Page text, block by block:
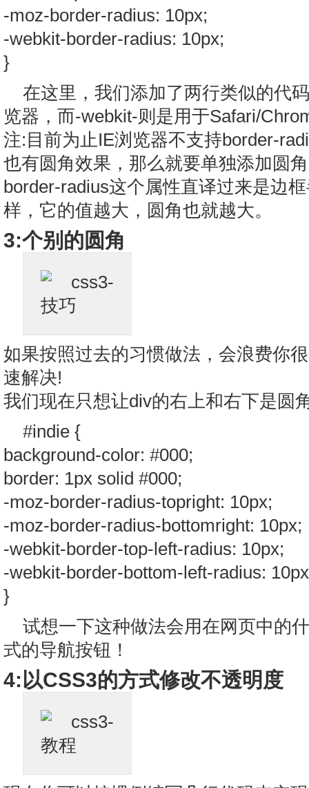
-moz-border-radius: 10px;
-webkit-border-radius: 10px;
}
在这里，我们添加了两行类似的代
览器，而-webkit-则是用于Safari/
注:目前为止IE浏览器不支持border-
也有圆角效果，那么就要单独添加圆
border-radius这个属性直译过来是边
样，它的值越大，圆角也就越大。
3:个别的圆角
如果按照过去的习惯做法，会浪费你
速解决!
我们现在只想让div的右上和右下是圆
#indie {
background-color: #000;
border: 1px solid #000;
-moz-border-radius-topright: 10px;
-moz-border-radius-bottomright: 10px;
-webkit-border-top-left-radius: 10px;
-webkit-border-bottom-left-radius:
}
试想一下这种做法会用在网页中的
式的导航按钮！
4:以CSS3的方式修改不透明度